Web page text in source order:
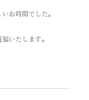
お時間でした。
いたします。